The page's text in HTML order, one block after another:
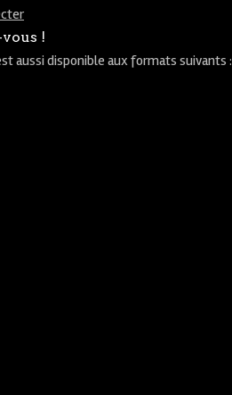
!
aussi disponible aux formats suivants :